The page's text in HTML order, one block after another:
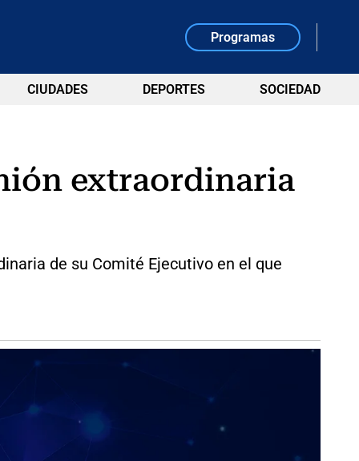
Programas
CIUDADES DEPORTES SOCIEDAD
extraordinaria
de su Comité Ejecutivo en el que